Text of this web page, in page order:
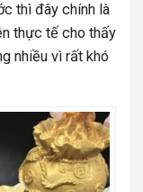
thì đây chính là
thực tế cho thấy
nhiều vì rất khó